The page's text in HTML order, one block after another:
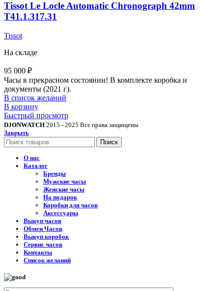
Tissot Le Locle Automatic Chronograph 42mm
T41.1.317.31
Tissot
На складе
95 000 ₽
Часы в прекрасном состоянии! В комплекте коробка и
документы (2021 г).
В список желаний
В корзину
Быстрый просмотр
DJONWATCH 2015 - 2025 Все права защищены
Закрыть
Поиск
О нас
Каталог
Бренды
Мужские часы
Женские часы
На подарок
Коробки для часов
Аксессуары
Выкуп часов
Обмен Часов
Выкуп коробок
Сервис часов
Контакты
Список желаний